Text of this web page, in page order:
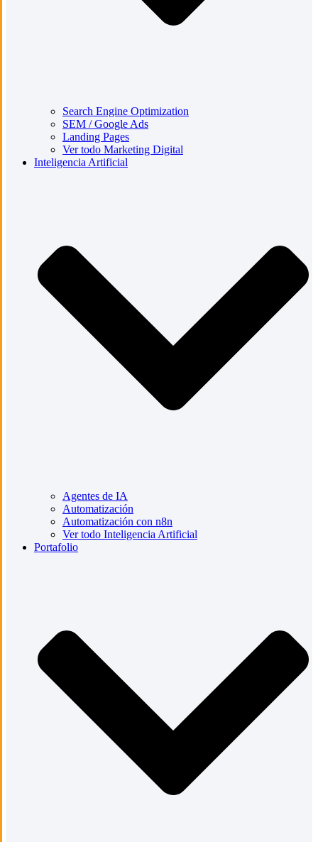
Search Engine Optimization
SEM / Google Ads
Landing Pages
Ver todo Marketing Digital
Inteligencia Artificial
Agentes de IA
Automatización
Automatización con n8n
Ver todo Inteligencia Artificial
Portafolio